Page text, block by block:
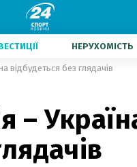
НЕРУХОМІСТЬ
відбудеться без глядачів
–